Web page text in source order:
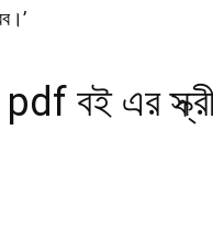
pdf বই এর